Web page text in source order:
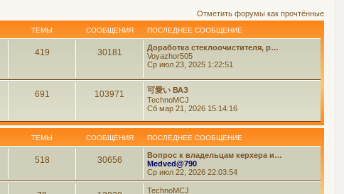
Отметить форумы как прочтённые
ТЕМЫ СООБЩЕНИЯ ПОСЛЕДНЕЕ СООБЩЕНИЕ
419 30181
Доработка стеклоочистителя, р…
Voyazhor505
Ср июл 23, 2025 1:22:51
691 103971
可愛い ВАЗ
TechnoMCJ
Сб мар 21, 2026 15:14:16
ТЕМЫ СООБЩЕНИЯ ПОСЛЕДНЕЕ СООБЩЕНИЕ
518 30656
Вопрос к владельцам керхера и…
Medved@790
Ср июл 22, 2026 22:03:54
TechnoMCJ